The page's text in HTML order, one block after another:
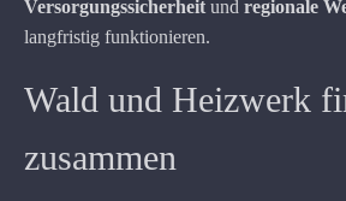
Versorgungssicherheit und regionale
langfristig funktionieren.
Wald und Heizwerk
zusammen